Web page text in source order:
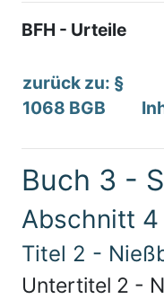
BFH - Urteile
zurück zu: §
1068 BGB
Buch 3 -
Abschnitt
Titel 2 -
Untertitel 2 -